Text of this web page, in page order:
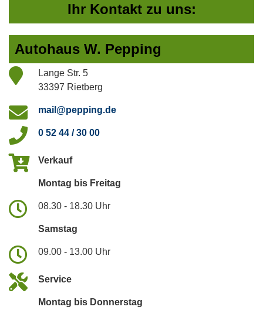
Ihr Kontakt zu uns:
Autohaus W. Pepping
Lange Str. 5
33397 Rietberg
mail@pepping.de
0 52 44 / 30 00
Verkauf
Montag bis Freitag
08.30 - 18.30 Uhr
Samstag
09.00 - 13.00 Uhr
Service
Montag bis Donnerstag